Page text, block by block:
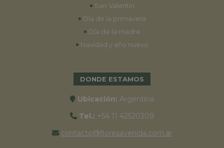
• San Valentín
• Día de la primavera
• Día de la madre
• Navidad y año nuevo
DONDE ESTAMOS
Ubicación: Argentina
Tel.: +54 11 42520309
contacto@floresavenida.com.ar